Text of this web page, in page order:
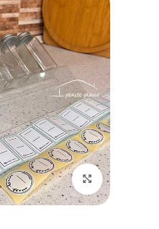
بزرگنمایی تصویر